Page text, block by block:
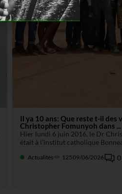
Il ya 10 ans: Que reste t-il des
Christopher Fomunyoh dans ...
Hier lundi 6 juin 2016, le Dr
était à l’institut catholique
Actualités 12509/06/2026 0